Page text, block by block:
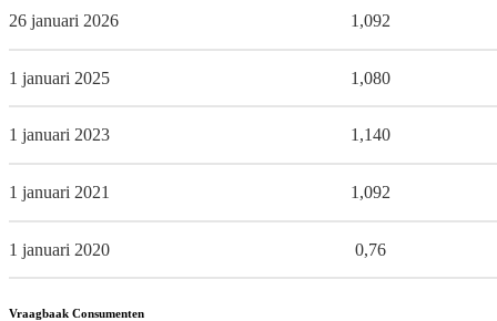
26 januari 2026 1,092
1 januari 2025 1,080
1 januari 2023 1,140
1 januari 2021 1,092
1 januari 2020 0,76
Vraagbaak Consumenten